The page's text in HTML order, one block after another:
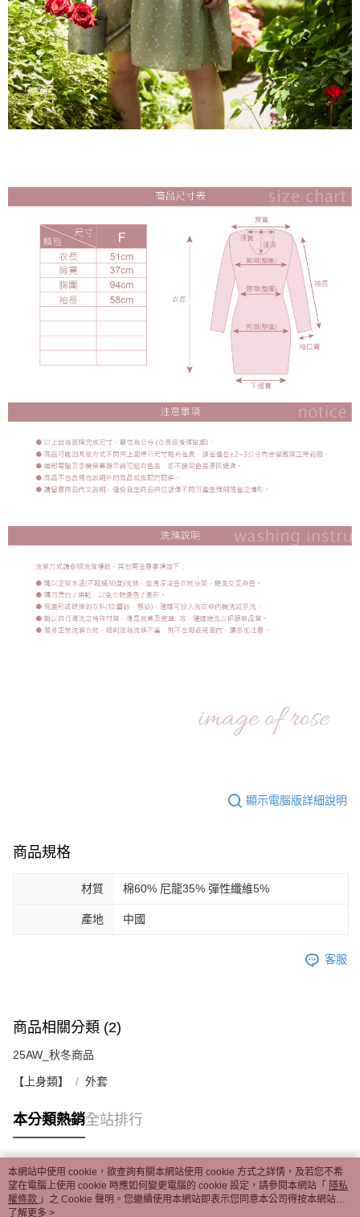
顯示電腦版詳細說明
商品規格
材質 棉60% 尼龍35% 彈性纖維5%
產地 中國
客服
商品相關分類 (2)
25AW_秋冬商品
【上身類】 外套
本分類熱銷全站排行
熱門標籤
本網站中使用 cookie，欲查詢有關本網站使用 cookie 方式之詳情，及若您不希
望在電腦上使用 cookie 時應如何變更電腦的 cookie 設定，請參閱本網站「 隱私
權條款 」之 Cookie 聲明。您繼續使用本網站即表示您同意本公司得按本網站使
用條款之 Cookie 聲明使用 cookie。
了解更多 >